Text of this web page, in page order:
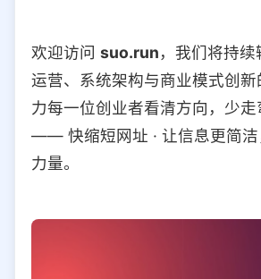
欢迎访问 suo.run，我们将持
运营、系统架构与商业模式创
力每一位创业者看清方向，少走
—— 快缩短网址 · 让信息更简洁
力量。